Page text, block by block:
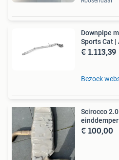
Downpipe
Sports Cat |
€ 1.113,39
Bezoek
Scirocco
€ 100,00